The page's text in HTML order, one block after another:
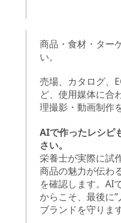
商品・食材・ター
い。
売場、カタログ、
ど、使用媒体に合
理撮影・動画制作
AIで作ったレシピ
さい。
栄養士が実際に試
商品の魅力が伝わ
を確認します。AI
からこそ、最後に”
ブランドを守ります